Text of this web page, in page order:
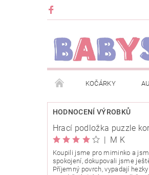
KOČÁRKY
METRÁŽ ZNAČKY
OBCHODNÍ PODMÍNKY
O NÁS KARIERA
HODNOCENÍ VÝROBKŮ
| M K
Koupili jsme pro miminko a
spokojení, dokupovali jsme
Příjemný povrch, vypadají